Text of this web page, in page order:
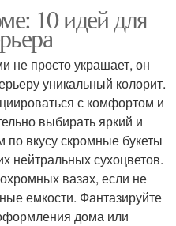
10 идей для
не просто украшает, он
уникальный колорит.
с комфортом и
выбирать яркий и
вкусу скромные букеты
нейтральных сухоцветов.
вазах, если не
емкости. Фантазируйте
дома или